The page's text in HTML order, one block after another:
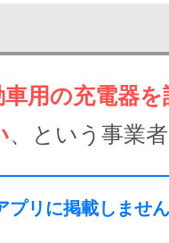
車用の充電器を
、という事業
リに掲載しませ